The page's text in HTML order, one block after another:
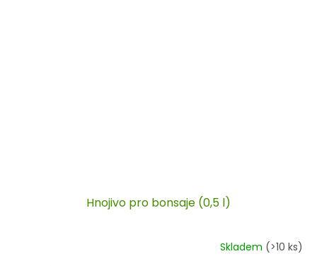
Hnojivo pro bonsaje (0,5 l)
Skladem (>10 ks)